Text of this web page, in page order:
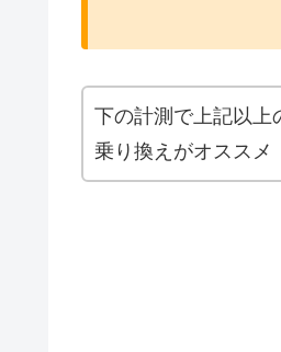
下の計測で上記以上
乗り換えがオススメ